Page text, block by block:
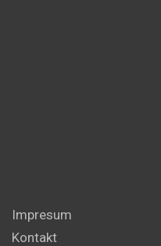
Impresum
Kontakt